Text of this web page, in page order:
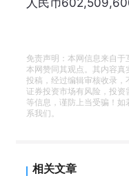
人民币
免责声明：本网信息来自
本网赞同其观点。其内容
投稿，经过编辑审核收录，
证券投资市场有风险，投
等信息，谨防上当受骗！
系我们。
相关文章